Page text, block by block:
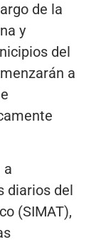
de la
y
del
a
a
diarios del
(SIMAT),